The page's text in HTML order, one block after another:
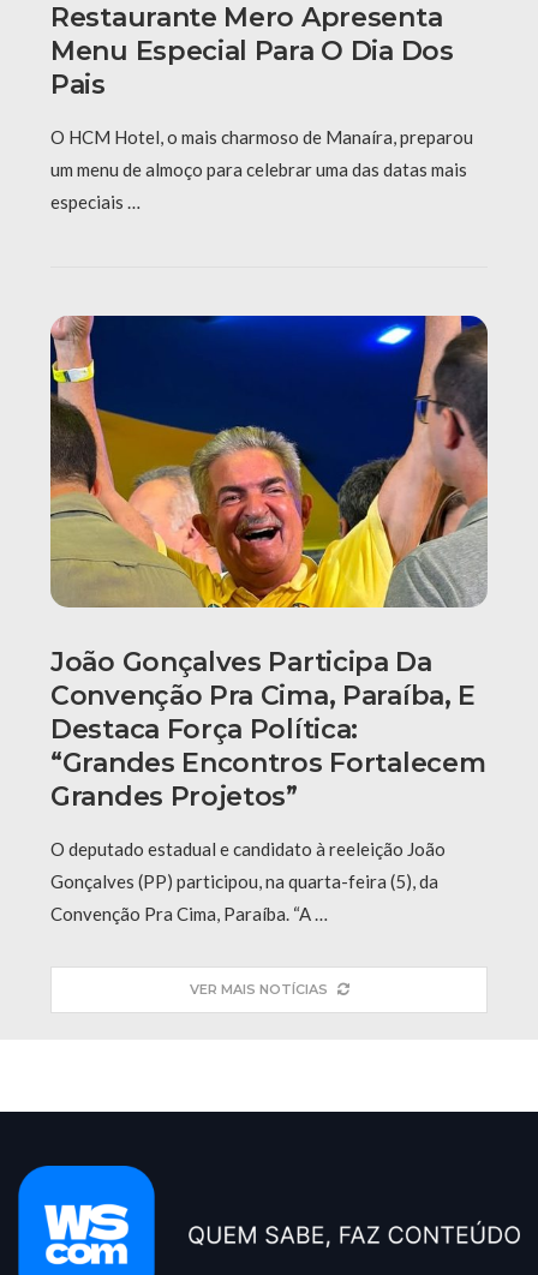
Restaurante Mero Apresenta
Menu Especial Para O Dia Dos
Pais
O HCM Hotel, o mais charmoso de Manaíra, preparou
um menu de almoço para celebrar uma das datas mais
especiais …
João Gonçalves Participa Da
Convenção Pra Cima, Paraíba, E
Destaca Força Política:
“grandes Encontros Fortalecem
Grandes Projetos”
O deputado estadual e candidato à reeleição João
Gonçalves (PP) participou, na quarta-feira (5), da
Convenção Pra Cima, Paraíba. “A …
VER MAIS NOTÍCIAS